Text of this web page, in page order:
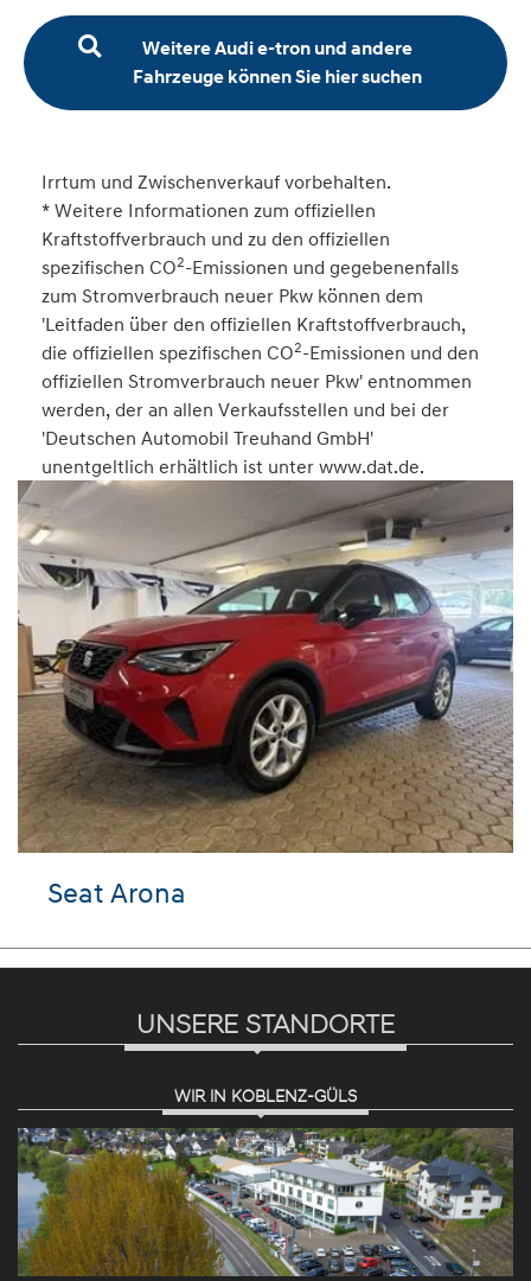
Weitere Audi e-tron und andere
Fahrzeuge können Sie hier suchen
Irrtum und Zwischenverkauf vorbehalten.
* Weitere Informationen zum offiziellen
Kraftstoffverbrauch und zu den offiziellen
spezifischen CO2-Emissionen und gegebenenfalls
zum Stromverbrauch neuer Pkw können dem
'Leitfaden über den offiziellen Kraftstoffverbrauch,
die offiziellen spezifischen CO2-Emissionen und den
offiziellen Stromverbrauch neuer Pkw' entnommen
werden, der an allen Verkaufsstellen und bei der
'Deutschen Automobil Treuhand GmbH'
unentgeltlich erhältlich ist unter www.dat.de.
Arona
UNSERE STANDORTE
WIR IN KOBLENZ-GÜLS